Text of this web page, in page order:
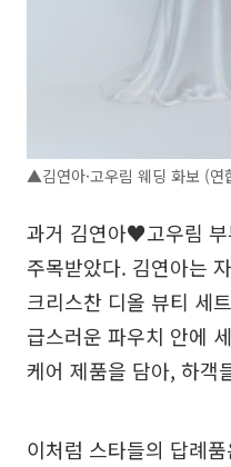
▲김연아·고우림 웨딩 화보 (연
과거 김연아♥고우림
주목받았다. 김연아는
크리스찬 디올 뷰티 세
급스러운 파우치 안에
케어 제품을 담아, 하객
이처럼 스타들의 답례